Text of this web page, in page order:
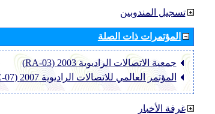
تسجيل المندوبين
المؤتمرات ذات الصلة
جمعية الاتصالات الراديوية 2003 (RA-03)
المؤتمر العالمي للاتصالات الراديوية 2007 (WRC-07)
غرفة الأخبار